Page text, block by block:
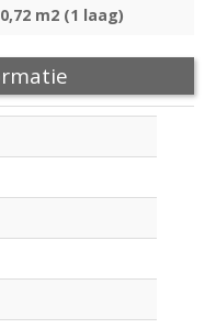
0,72 m2 (1 laag)